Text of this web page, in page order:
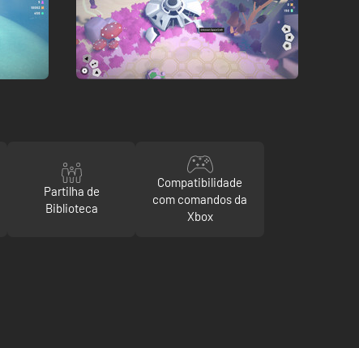
Partilha de
Biblioteca
Compatibilidade
com comandos da
Xbox